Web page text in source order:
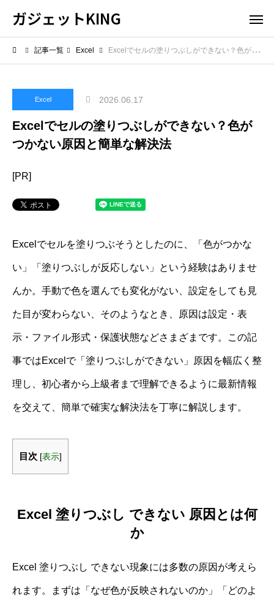
ガジェットKING
記事一覧 Excel Excelでセルの塗りつぶしができない？色がつかない原因と簡単な解決法
Excel 2026.06.17
Excelでセルの塗りつぶしができない？色が
つかない原因と簡単な解決法
[PR]
Excelでセルを塗りつぶそうとしたのに、「色がつかな
い」「塗りつぶしが反応しない」という経験はありませ
んか。手動で色を選んでも変化がない、設定をしても見
た目が変わらない、そのようなとき、原因は設定・表
示・ファイル形式・保護状態などさまざまです。この記
事ではExcelで「塗りつぶしができない」原因を幅広く整
理し、初心者から上級者まで理解できるように最新情報
を交えて、簡単で確実な解決法を丁寧に解説します。
目次 [表示]
Excel 塗りつぶし できない 原因とは何
か
Excel 塗りつぶし できない現象には多数の原因が考えら
れます。まずは「なぜ色が反映されないのか」「どのよ